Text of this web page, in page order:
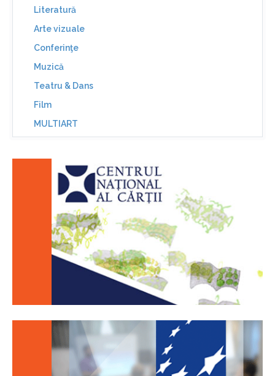
Literatură
Arte vizuale
Conferinţe
Muzică
Teatru & Dans
Film
MULTIART